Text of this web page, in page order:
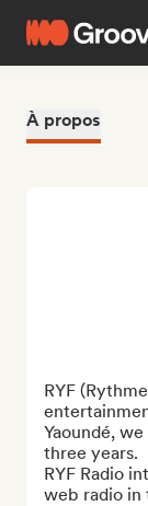
À propos
RYF
Yaoundé,
three years.
RYF Radio
web radio in